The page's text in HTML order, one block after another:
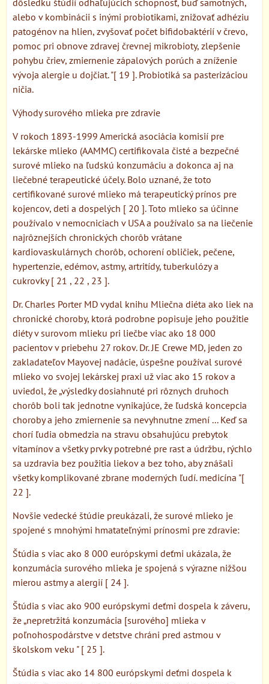
alebo v kombinácii s inými probiotikami, znižovať adhéziu
patogénov na hlien, zvyšovať počet bifidobaktérií v črevo,
pomoc pri obnove zdravej črevnej mikrobioty, zlepšenie
pohybu čriev, zmiernenie zápalových porúch a zníženie
vývoja alergie u dojčiat. "[ 19 ]. Probiotiká sa pasterizáciou
ničia.
Výhody surového mlieka pre zdravie
V rokoch 1893-1999 Americká asociácia komisií pre
lekárske mlieko (AAMMC) certifikovala čisté a bezpečné
surové mlieko na ľudskú konzumáciu a dokonca aj na
liečebné terapeutické účely. Bolo uznané, že toto
certifikované surové mlieko má terapeutický prínos pre
kojencov, deti a dospelých [ 20 ]. Toto mlieko sa účinne
používalo v nemocniciach v USA a používalo sa na liečenie
najrôznejších chronických chorôb vrátane
kardiovaskulárnych chorôb, ochorení obličiek, pečene,
hypertenzie, edémov, astmy, artritídy, tuberkulózy a
cukrovky [ 21 , 22 , 23 ].
Dr. Charles Porter MD vydal knihu Mliečna diéta ako liek na
chronické choroby, ktorá podrobne popisuje jeho použitie
diéty v surovom mlieku pri liečbe viac ako 18 000
pacientov v priebehu 27 rokov. Dr. JE Crewe MD, jeden zo
zakladateľov Mayovej nadácie, úspešne používal surové
mlieko vo svojej lekárskej praxi už viac ako 15 rokov a
uviedol, že „výsledky dosiahnuté pri rôznych druhoch
chorôb boli tak jednotne vynikajúce, že ľudská koncepcia
choroby a jeho zmiernenie sa nevyhnutne zmení ... Keď sa
chorí ľudia obmedzia na stravu obsahujúcu prebytok
vitamínov a všetky prvky potrebné pre rast a údržbu, rýchlo
sa uzdravia bez použitia liekov a bez toho, aby znášali
všetky komplikované zbrane moderných ľudí. medicína "[
22 ].
Novšie vedecké štúdie preukázali, že surové mlieko je
spojené s mnohými hmatateľnými prínosmi pre zdravie:
Štúdia s viac ako 8 000 európskymi deťmi ukázala, že
konzumácia surového mlieka je spojená s výrazne nižšou
mierou astmy a alergií [ 24 ].
Štúdia s viac ako 900 európskymi deťmi dospela k záveru,
že „nepretržitá konzumácia [surového] mlieka v
poľnohospodárstve v detstve chráni pred astmou v
školskom veku " [ 25 ].
Štúdia s viac ako 14 800 európskymi deťmi dospela k